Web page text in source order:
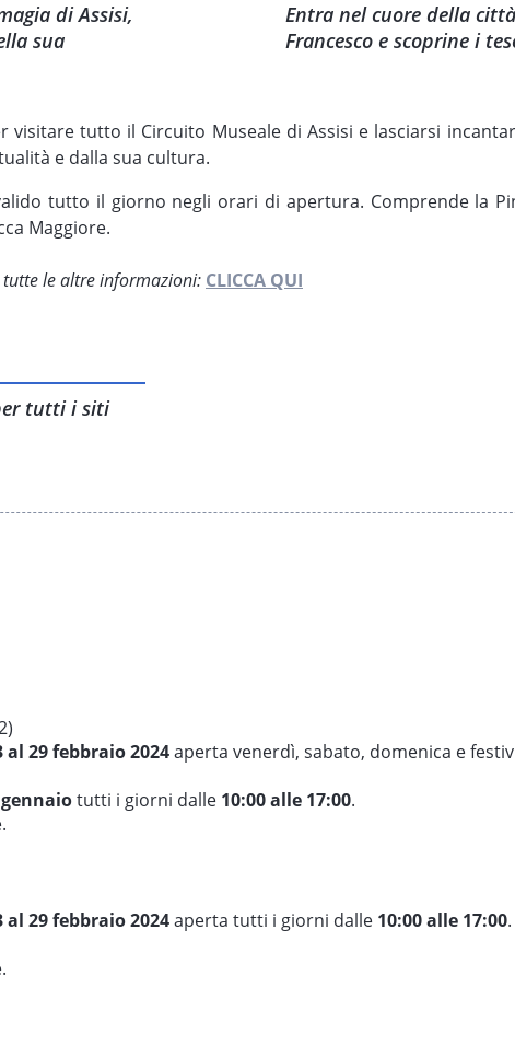
di Assisi,
sua
Entra nel cuore della
Francesco e scoprine i
visitare tutto il Circuito Museale di Assisi e lasciarsi
e dalla sua cultura.
tutto il giorno negli orari di apertura. Comprende la
Maggiore.
le altre informazioni: CLICCA QUI
tutti i siti
al 29 febbraio 2024aperta venerdì, sabato, domenica e
tutti i giorni dalle 10:00 alle 17:00.
al 29 febbraio 2024aperta tutti i giorni dalle 10:00 alle 17:00.